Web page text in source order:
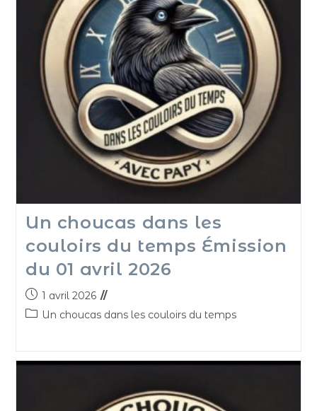
Un choucas dans les
couloirs du temps Émission
du 01 avril 2026
1 avril 2026
Un choucas dans les couloirs du temps